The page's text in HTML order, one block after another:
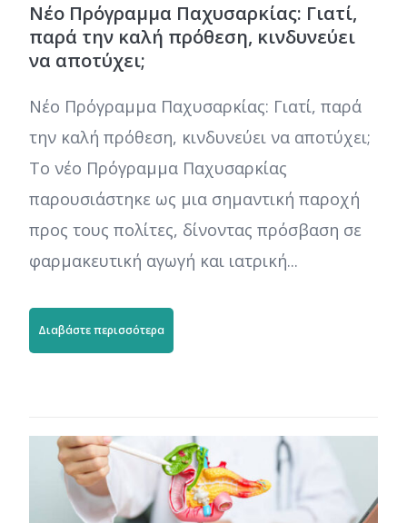
Νέο Πρόγραμμα Παχυσαρκίας: Γιατί,
παρά την καλή πρόθεση, κινδυνεύει
να αποτύχει;
Νέο Πρόγραμμα Παχυσαρκίας: Γιατί, παρά
την καλή πρόθεση, κινδυνεύει να αποτύχει;
Το νέο Πρόγραμμα Παχυσαρκίας
παρουσιάστηκε ως μια σημαντική παροχή
προς τους πολίτες, δίνοντας πρόσβαση σε
φαρμακευτική αγωγή και ιατρική...
Διαβάστε περισσότερα